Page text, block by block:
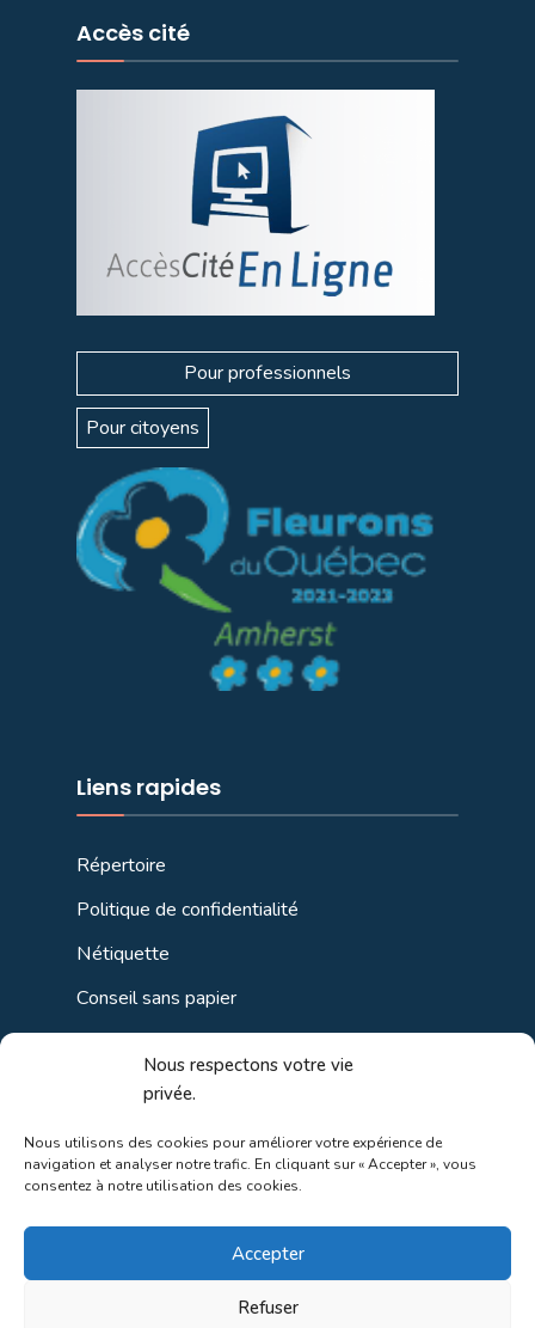
Nous respectons votre vie
privée.
Nous utilisons des cookies pour améliorer votre expérience de
navigation et analyser notre trafic. En cliquant sur « Accepter », vous
consentez à notre utilisation des cookies.
Accepter
Refuser
Accès cité
Pour professionnels
Pour citoyens
Liens rapides
Répertoire
Politique de confidentialité
Nétiquette
Conseil sans papier
Politique de cookies (CA)
Liens gouvernements